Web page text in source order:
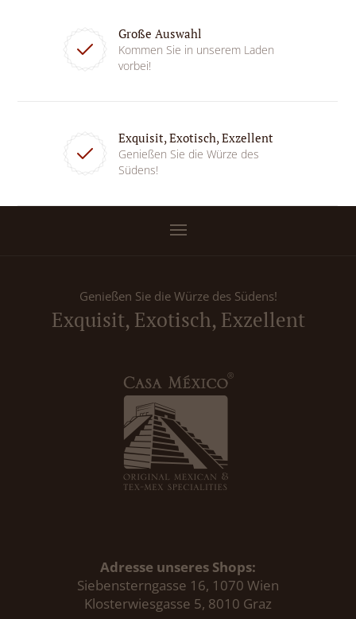
Große Auswahl
Kommen Sie in unserem Laden
vorbei!
Exquisit, Exotisch, Exzellent
Genießen Sie die Würze des
Südens!
Genießen Sie die Würze des Südens!
Exquisit, Exotisch, Exzellent
Adresse unseres Shops:
Siebensterngasse 16, 1070 Wien
Klosterwiesgasse 5, 8010 Graz